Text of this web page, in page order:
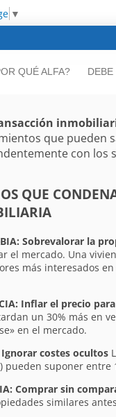
▼
QUÉ ALFA? DEBE
que pueden
con los
QUE
Sobrevalorar la
el mercado. Una
más interesados
Inflar el precio
un 30% más en
en el mercado.
Ignorar costes ocultos
pueden suponer entre
Comprar sin
similares